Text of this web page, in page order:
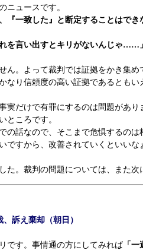
ニュースです。
『一致した』と断定することはでき
を言い出すとキリがないんじゃ……」
ん。よって裁判では証拠をかき集め
なり信頼度の高い証拠であるとも
だけで有罪にするのは問題があ
ところです。
話なので、そこまで危惧するのは
ですから、改善されていくといいな
。裁判の問題については、また次
訴え棄却（朝日）
です。事情通の方にしてみれば「一